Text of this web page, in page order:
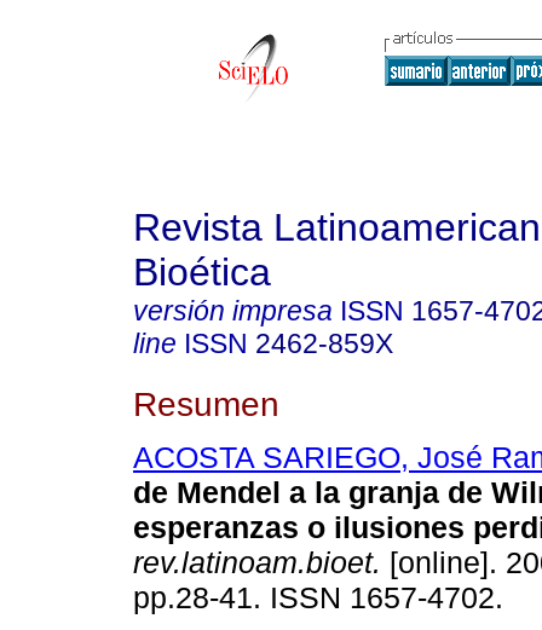
Revista
Bioética
versión impresa ISSN 1657-
line ISSN 2462-859X
Resumen
ACOSTA SARIEGO, José
de Mendel a la granja de
esperanzas o ilusiones
rev.latinoam.bioet. [online].
pp.28-41. ISSN 1657-4702.